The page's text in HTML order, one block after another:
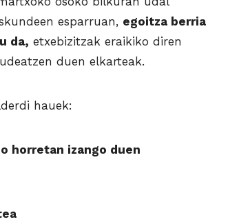
esparruan, egoitza berria
da, etxebizitzak eraikiko diren
duen elkarteak.
hauek:
horretan izango duen